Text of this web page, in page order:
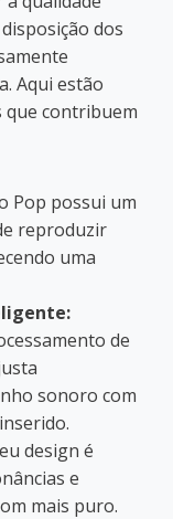
dos
Aqui estão
que contribuem
Pop possui um
reproduzir
uma
de
sonoro com
design é
e
mais puro.